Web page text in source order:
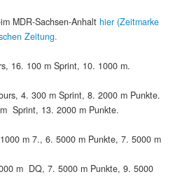
MDR-Sachsen-Anhalt hier (Zeitmarke
Zeitung.
16. 100 m Sprint, 10. 1000 m.
4. 300 m Sprint, 8. 2000 m Punkte.
Sprint, 13. 2000 m Punkte.
m 7., 6. 5000 m Punkte, 7. 5000 m
m DQ, 7. 5000 m Punkte, 9. 5000